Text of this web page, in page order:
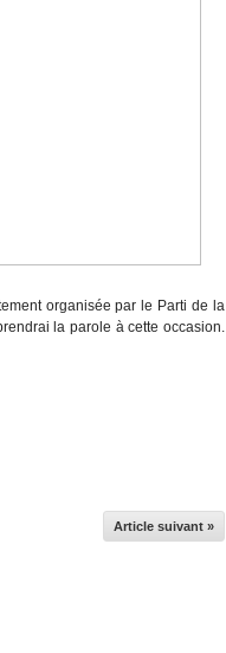
organisée par le Parti de la
la parole à cette occasion.
Article suivant »